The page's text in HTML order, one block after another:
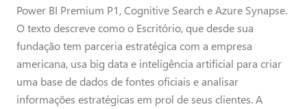
Power BI Premium P1, Cognitive Search e Azure Synapse.
O texto descreve como o Escritório, que desde sua
fundação tem parceria estratégica com a empresa
americana, usa big data e inteligência artificial para criar
uma base de dados de fontes oficiais e analisar
informações estratégicas em prol de seus clientes. A